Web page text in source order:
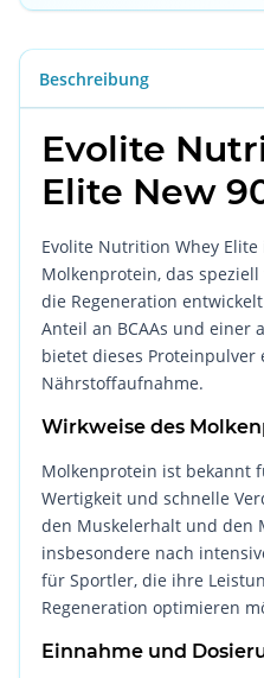
Beschreibung
Evolite
Elite New
Evolite Nutrition Whey
Molkenprotein, das
die Regeneration
Anteil an BCAAs und einer
bietet dieses
Nährstoffaufnahme.
Wirkweise des
Molkenprotein ist bekannt
Wertigkeit und schnelle
den Muskelerhalt und den
insbesondere nach
für Sportler, die ihre
Regeneration optimieren
Einnahme und